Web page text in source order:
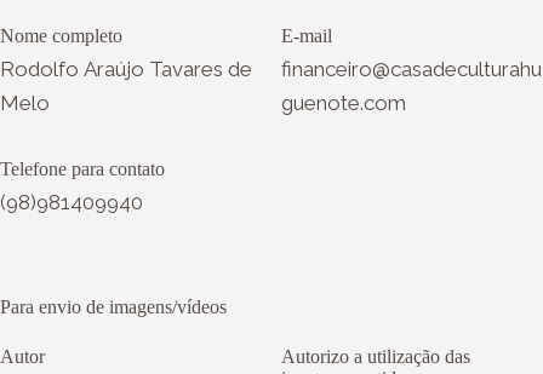
Nome completo
Rodolfo Araújo Tavares de
Melo
Telefone para contato
(98)981409940
E-mail
financeiro@casadeculturahu
guenote.com
Para envio de imagens/vídeos
Autor
Autorizo a utilização das